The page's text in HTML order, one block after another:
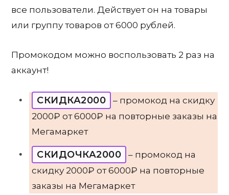
все пользователи. Действует он на товары
или группу товаров от 6000 рублей.
Промокодом можно воспользовать 2 раз на
аккаунт!
СКИДКА2000
– промокод на скидку
2000₽ от 6000₽ на повторные заказы на
Мегамаркет
СКИДОЧКА2000
– промокод на
скидку 2000₽ от 6000₽ на повторные
заказы на Мегамаркет